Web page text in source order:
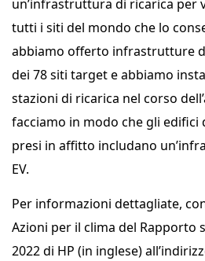
un’infrastruttura di ricarica per
tutti i siti del mondo che lo
abbiamo offerto infrastrutture
dei 78 siti target e abbiamo
stazioni di ricarica nel corso
facciamo in modo che gli edifici
presi in affitto includano
EV.
Per informazioni dettagliate,
Azioni per il clima del Rapporto
2022 di HP (in inglese)